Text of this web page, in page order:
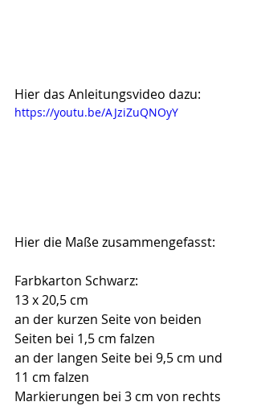
Hier das Anleitungsvideo dazu:
https://youtu.be/AJziZuQNOyY
Hier die Maße zusammengefasst:
Farbkarton Schwarz:
13 x 20,5 cm
an der kurzen Seite von beiden
Seiten bei 1,5 cm falzen
an der langen Seite bei 9,5 cm und
11 cm falzen
Markierungen bei 3 cm von rechts